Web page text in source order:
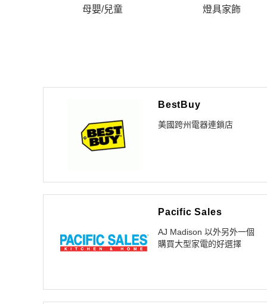
母嬰/兒童 燈具家飾
BestBuy
美國跨州電器連鎖店
Pacific Sales
AJ Madison 以外另外一個
購買大型家電的好選擇